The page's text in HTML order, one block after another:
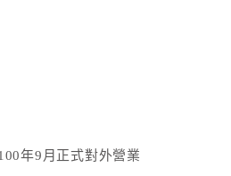
年9月正式對外營業